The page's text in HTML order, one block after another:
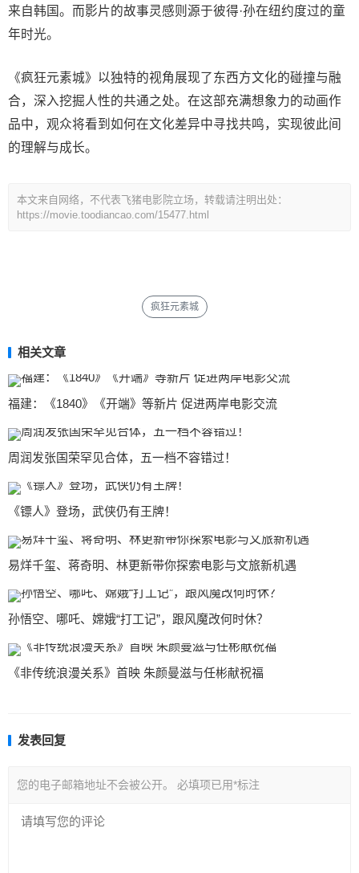
来自韩国。而影片的故事灵感则源于彼得·孙在纽约度过的童
年时光。
《疯狂元素城》以独特的视角展现了东西方文化的碰撞与融
合，深入挖掘人性的共通之处。在这部充满想象力的动画作
品中，观众将看到如何在文化差异中寻找共鸣，实现彼此间
的理解与成长。
本文来自网络，不代表飞猪电影院立场，转载请注明出处：
https://movie.toodiancao.com/15477.html
疯狂元素城
相关文章
福建：《1840》《开端》等新片 促进两岸电影交流
周润发张国荣罕见合体，五一档不容错过！
《镖人》登场，武侠仍有王牌！
易烊千玺、蒋奇明、林更新带你探索电影与文旅新机遇
孙悟空、哪吒、嫦娥“打工记”，跟风魔改何时休？
《非传统浪漫关系》首映 朱颜曼滋与任彬献祝福
发表回复
您的电子邮箱地址不会被公开。 必填项已用*标注